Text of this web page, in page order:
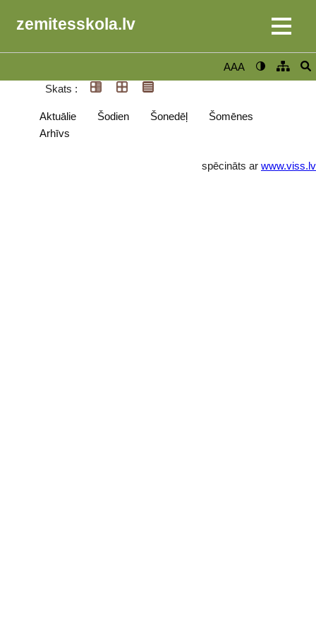
zemitesskola.lv
AAA
Skats :
Aktuālie Šodien Šonedēļ
Šomēnes
Arhīvs
spēcināts ar www.viss.lv